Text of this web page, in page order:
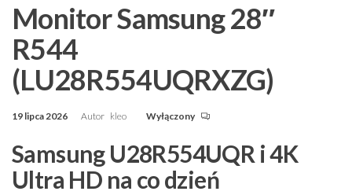
Monitor Samsung 28″
R544
(LU28R554UQRXZG)
19 lipca 2026 Autor kleo Wyłączony
Samsung U28R554UQR i 4K
Ultra HD na co dzień